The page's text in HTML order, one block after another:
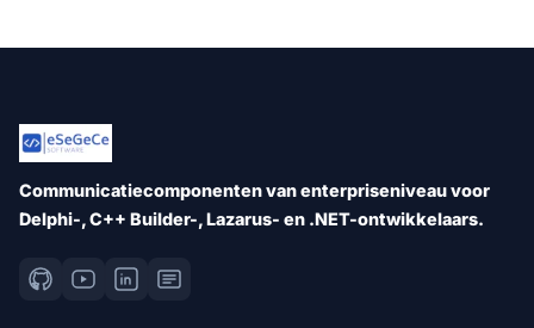
Communicatiecomponenten van enterpriseniveau voor
Delphi-, C++ Builder-, Lazarus- en .NET-ontwikkelaars.